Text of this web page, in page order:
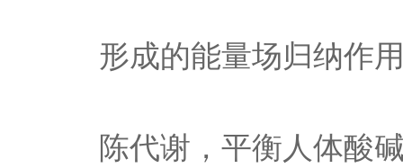
形成的能量场归纳作
陈代谢，平衡人体酸